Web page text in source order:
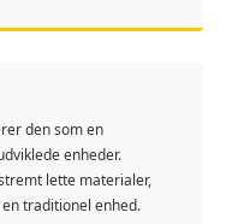
den som en
enheder.
lette materialer,
traditionel enhed.